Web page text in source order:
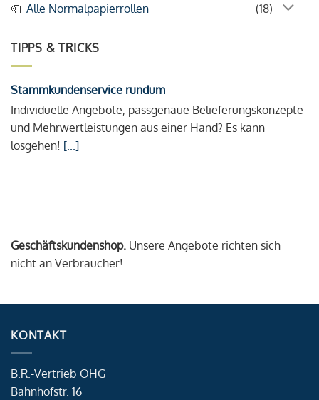
Alle Normalpapierrollen
(18)
TIPPS & TRICKS
Stammkundenservice rundum
Individuelle Angebote, passgenaue Belieferungskonzepte
und Mehrwertleistungen aus einer Hand? Es kann
losgehen! [...]
Geschäftskundenshop. Unsere Angebote richten sich
nicht an Verbraucher!
KONTAKT
B.R.-Vertrieb OHG
Bahnhofstr. 16